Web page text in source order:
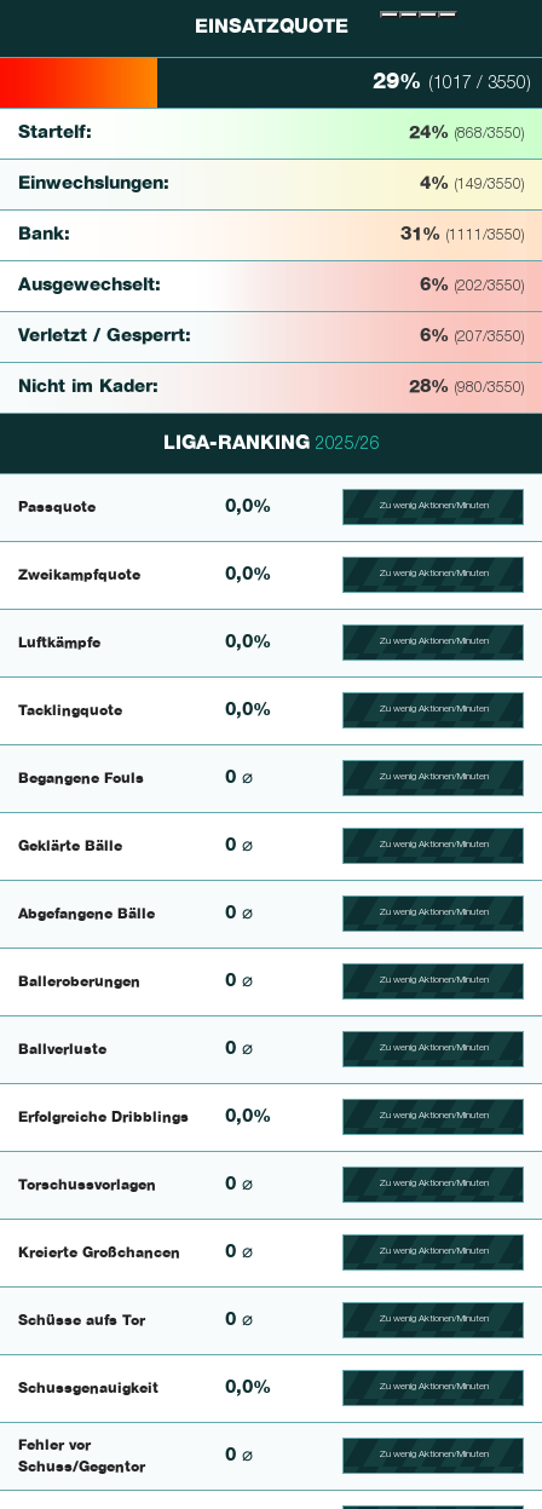
EINSATZQUOTE
29% (1017 / 3550)
Startelf: 24% (868/3550)
Einwechslungen: 4% (149/3550)
Bank: 31% (1111/3550)
Ausgewechselt: 6% (202/3550)
Verletzt / Gesperrt: 6% (207/3550)
Nicht im Kader: 28% (980/3550)
LIGA-RANKING 2025/26
Passquote 0,0% Zu wenig Aktionen/Minuten
Zweikampfquote 0,0% Zu wenig Aktionen/Minuten
Luftkämpfe 0,0% Zu wenig Aktionen/Minuten
Tacklingquote 0,0% Zu wenig Aktionen/Minuten
Begangene Fouls 0 ⌀ Zu wenig Aktionen/Minuten
Geklärte Bälle 0 ⌀ Zu wenig Aktionen/Minuten
Abgefangene Bälle 0 ⌀ Zu wenig Aktionen/Minuten
Balleroberungen 0 ⌀ Zu wenig Aktionen/Minuten
Ballverluste 0 ⌀ Zu wenig Aktionen/Minuten
Erfolgreiche Dribblings 0,0% Zu wenig Aktionen/Minuten
Torschussvorlagen 0 ⌀ Zu wenig Aktionen/Minuten
Kreierte Großchancen 0 ⌀ Zu wenig Aktionen/Minuten
Schüsse aufs Tor 0 ⌀ Zu wenig Aktionen/Minuten
Schussgenauigkeit 0,0% Zu wenig Aktionen/Minuten
Fehler vor
Schuss/Gegentor
0 ⌀ Zu wenig Aktionen/Minuten